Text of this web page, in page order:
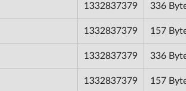
1332837379 336
1332837379 157
1332837379 336
1332837379 157